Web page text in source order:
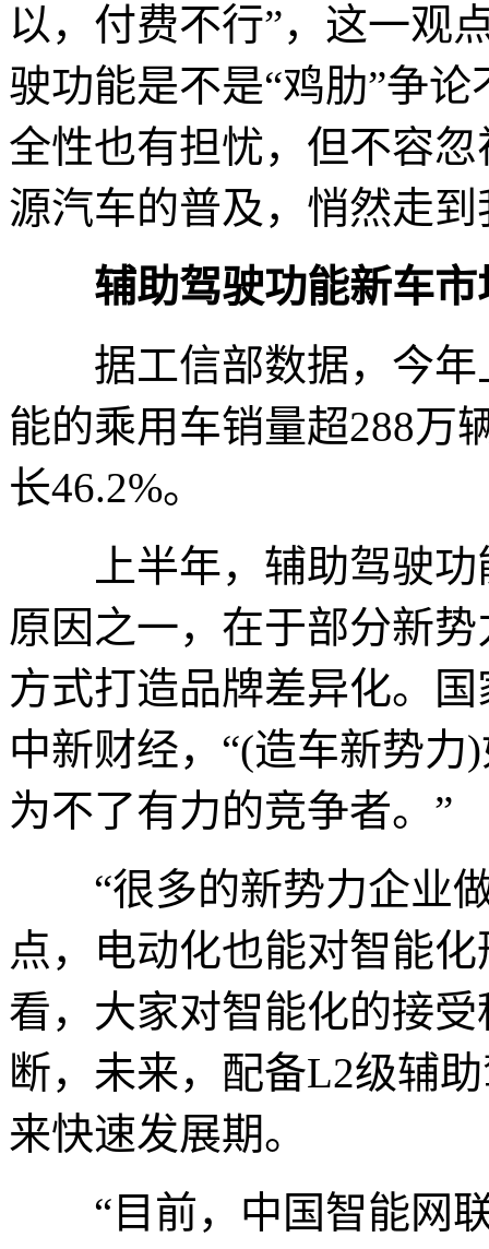
以，付费不行”，这一观
驶功能是不是“鸡肋”争
全性也有担忧，但不容
源汽车的普及，悄然走
辅助驾驶功能新车
据工信部数据，今年
能的乘用车销量超288万
长46.2%。
上半年，辅助驾驶功
原因之一，在于部分新
方式打造品牌差异化。
中新财经，“(造车新势
为不了有力的竞争者。”
“很多的新势力企业做
点，电动化也能对智能
看，大家对智能化的接
断，未来，配备L2级辅
来快速发展期。
“目前，中国智能网联